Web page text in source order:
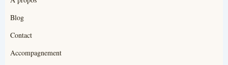
Blog
Contact
Accompagnement